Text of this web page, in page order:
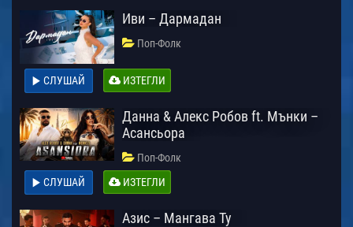
Иви – Дармадан
Поп-Фолк
СЛУШАЙ ИЗТЕГЛИ
Данна & Алекс Робов ft. Мънки –
Асансьора
Поп-Фолк
СЛУШАЙ
ИЗТЕГЛИ
Азис – Мангава Ту